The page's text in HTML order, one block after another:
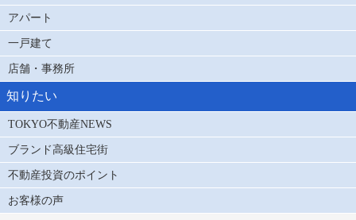
アパート
一戸建て
店舗・事務所
知りたい
TOKYO不動産NEWS
ブランド高級住宅街
不動産投資のポイント
お客様の声